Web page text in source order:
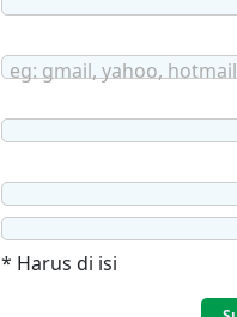
eg: gmail, yahoo, hotmail
* Harus di isi